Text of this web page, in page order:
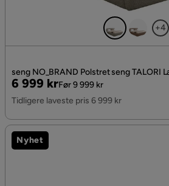
+4
seng NO_BRAND Polstret seng TALORI
Pris
6 999 kr
Original
Pris
Før 9 999 kr
Tidligere laveste pris 6 999 kr
Nyhet